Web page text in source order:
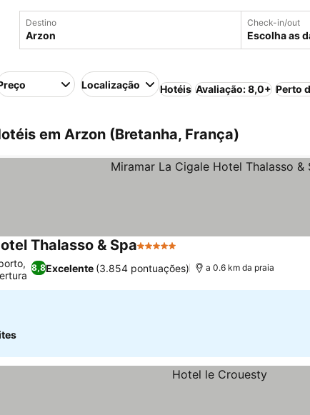
Destino Check-in/out
Escolha as
Localização Hotéis Avaliação: 8,0+ Perto
em Arzon (Bretanha, França)
Thalasso & Spa5 Estrelas
8,8Excelente (3.854 pontuações) a 0.6 km da praia